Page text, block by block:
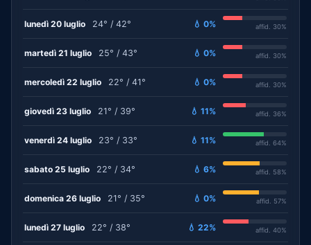
lunedì 20 luglio 24° / 42° 💧 0% affid. 30%
martedì 21 luglio 25° / 43° 💧 0% affid. 30%
mercoledì 22 luglio 22° / 41° 💧 0% affid. 30%
giovedì 23 luglio 21° / 39° 💧 11% affid. 36%
venerdì 24 luglio 23° / 33° 💧 11% affid. 64%
sabato 25 luglio 22° / 34° 💧 6% affid. 58%
domenica 26 luglio 21° / 35° 💧 0% affid. 57%
lunedì 27 luglio 22° / 38° 💧 22% affid. 40%